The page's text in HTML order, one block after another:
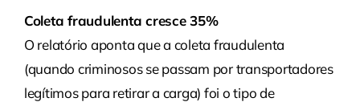
Coleta fraudulenta cresce 35%
O relatório aponta que a coleta fraudulenta
(quando criminosos se passam por transportadores
legítimos para retirar a carga) foi o tipo de